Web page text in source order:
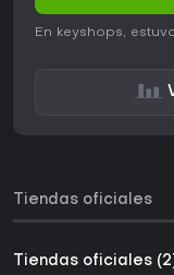
En keyshops,
Tiendas oficiales
Tiendas oficiales